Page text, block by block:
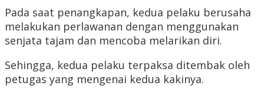
Pada saat penangkapan, kedua pelaku berusaha
melakukan perlawanan dengan menggunakan
senjata tajam dan mencoba melarikan diri.
Sehingga, kedua pelaku terpaksa ditembak oleh
petugas yang mengenai kedua kakinya.